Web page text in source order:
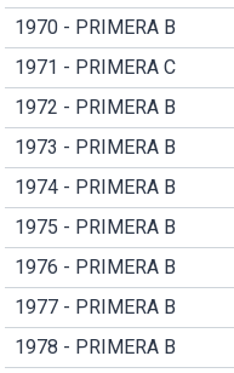
1970 - PRIMERA B
1971 - PRIMERA C
1972 - PRIMERA B
1973 - PRIMERA B
1974 - PRIMERA B
1975 - PRIMERA B
1976 - PRIMERA B
1977 - PRIMERA B
1978 - PRIMERA B